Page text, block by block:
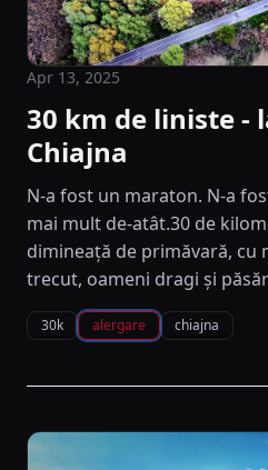
Apr 13, 2025
30 km de liniste -
Chiajna
N-a fost un maraton. N-a
mai mult de-atât.30 de
dimineață de primăvară, cu
trecut, oameni dragi și
30k alergare chiajna